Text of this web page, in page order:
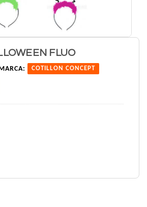
FLUO
COTILLON CONCEPT